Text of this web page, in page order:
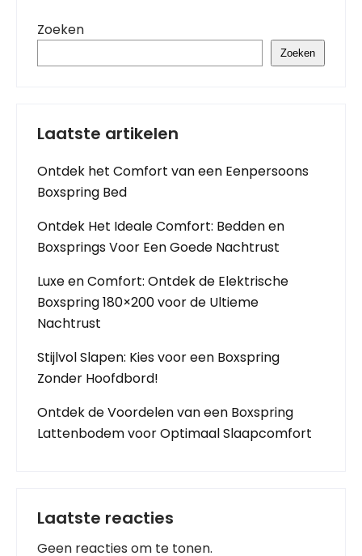
Zoeken
Zoeken
Laatste artikelen
Ontdek het Comfort van een Eenpersoons
Boxspring Bed
Ontdek Het Ideale Comfort: Bedden en
Boxsprings Voor Een Goede Nachtrust
Luxe en Comfort: Ontdek de Elektrische
Boxspring 180×200 voor de Ultieme
Nachtrust
Stijlvol Slapen: Kies voor een Boxspring
Zonder Hoofdbord!
Ontdek de Voordelen van een Boxspring
Lattenbodem voor Optimaal Slaapcomfort
Laatste reacties
Geen reacties om te tonen.